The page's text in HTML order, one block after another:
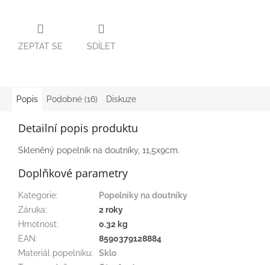
ZEPTAT SE SDÍLET
Popis Podobné (16) Diskuze
Detailní popis produktu
Skleněný popelník na doutníky, 11,5x9cm.
Doplňkové parametry
Kategorie:
Popelníky na doutníky
Záruka:
2 roky
Hmotnost:
0.32 kg
EAN:
8590379128884
Materiál popelníku:
Sklo